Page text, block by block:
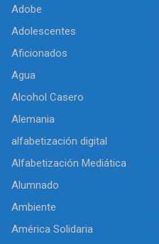
Adobe
Adolescentes
Aficionados
Agua
Alcohol Casero
Alemania
alfabetización digital
Alfabetización Mediática
Alumnado
Ambiente
América Solidaria